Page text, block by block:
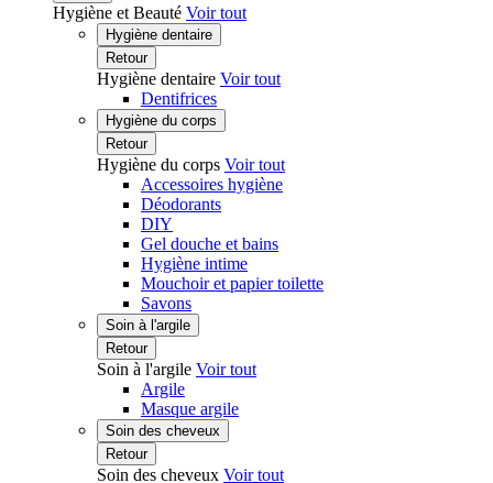
Hygiène et Beauté Voir tout
Hygiène dentaire
Retour
Hygiène dentaire Voir tout
Dentifrices
Hygiène du corps
Retour
Hygiène du corps Voir tout
Accessoires hygiène
Déodorants
DIY
Gel douche et bains
Hygiène intime
Mouchoir et papier toilette
Savons
Soin à l'argile
Retour
Soin à l'argile Voir tout
Argile
Masque argile
Soin des cheveux
Retour
Soin des cheveux Voir tout